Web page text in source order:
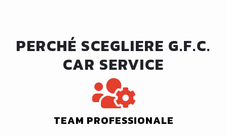
PERCHÉ SCEGLIERE G.F.C.
CAR SERVICE
TEAM PROFESSIONALE